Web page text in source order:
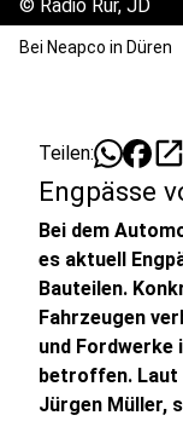
© Radio Rur, JD
Bei Neapco in Düren
Teilen: open_in_new
Engpässe
Bei dem
es aktuell
Bauteilen.
Fahrzeugen
und Fordwerke
betroffen. Laut
Jürgen Müller,